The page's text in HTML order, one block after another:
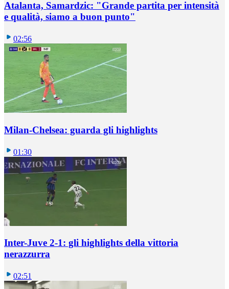
Atalanta, Samardzic: "Grande partita per intensità
e qualità, siamo a buon punto"
02:56
Milan-Chelsea: guarda gli highlights
01:30
Inter-Juve 2-1: gli highlights della vittoria
nerazzurra
02:51